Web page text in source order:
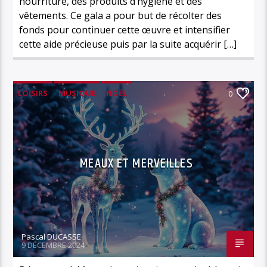
vêtements. Ce gala a pour but de récolter des
fonds pour continuer cette œuvre et intensifier
cette aide précieuse puis par la suite acquérir […]
LOISIRS MUSIQUE NOËL 0
MEAUX ET MERVEILLES
Pascal DUCASSE
9 DÉCEMBRE 2024